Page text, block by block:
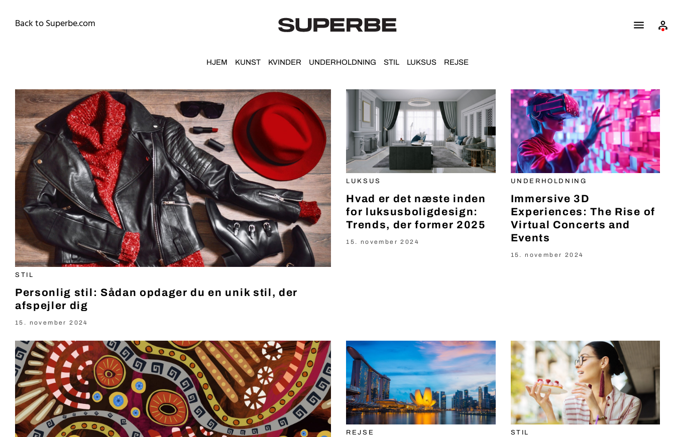
Back to Superbe.com
HJEM KUNST KVINDER UNDERHOLDNING STIL LUKSUS REJSE
STIL
Personlig stil: Sådan opdager du en unik stil, der
afspejler dig
15. november 2024
LUKSUS
Hvad er det næste inden
for luksusboligdesign:
Trends, der former 2025
15. november 2024
UNDERHOLDNING
Immersive 3D
Experiences: The Rise of
Virtual Concerts and
Events
15. november 2024
REJSE STIL